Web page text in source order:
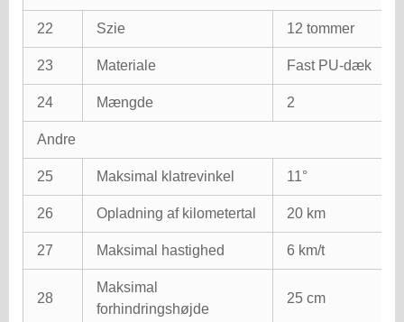
22 Szie 12 tommer
23 Materiale Fast PU-dæk
24 Mængde 2
Andre
25 Maksimal klatrevinkel 11°
26 Opladning af kilometertal 20 km
27 Maksimal hastighed 6 km/t
28
Maksimal
forhindringshøjde
25 cm